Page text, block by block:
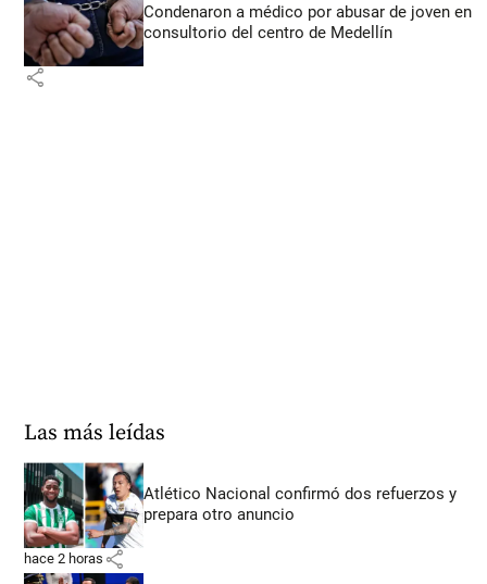
Condenaron a médico por abusar de joven en
consultorio del centro de Medellín
share
Las más leídas
Atlético Nacional confirmó dos refuerzos y
prepara otro anuncio
hace 2 horas share